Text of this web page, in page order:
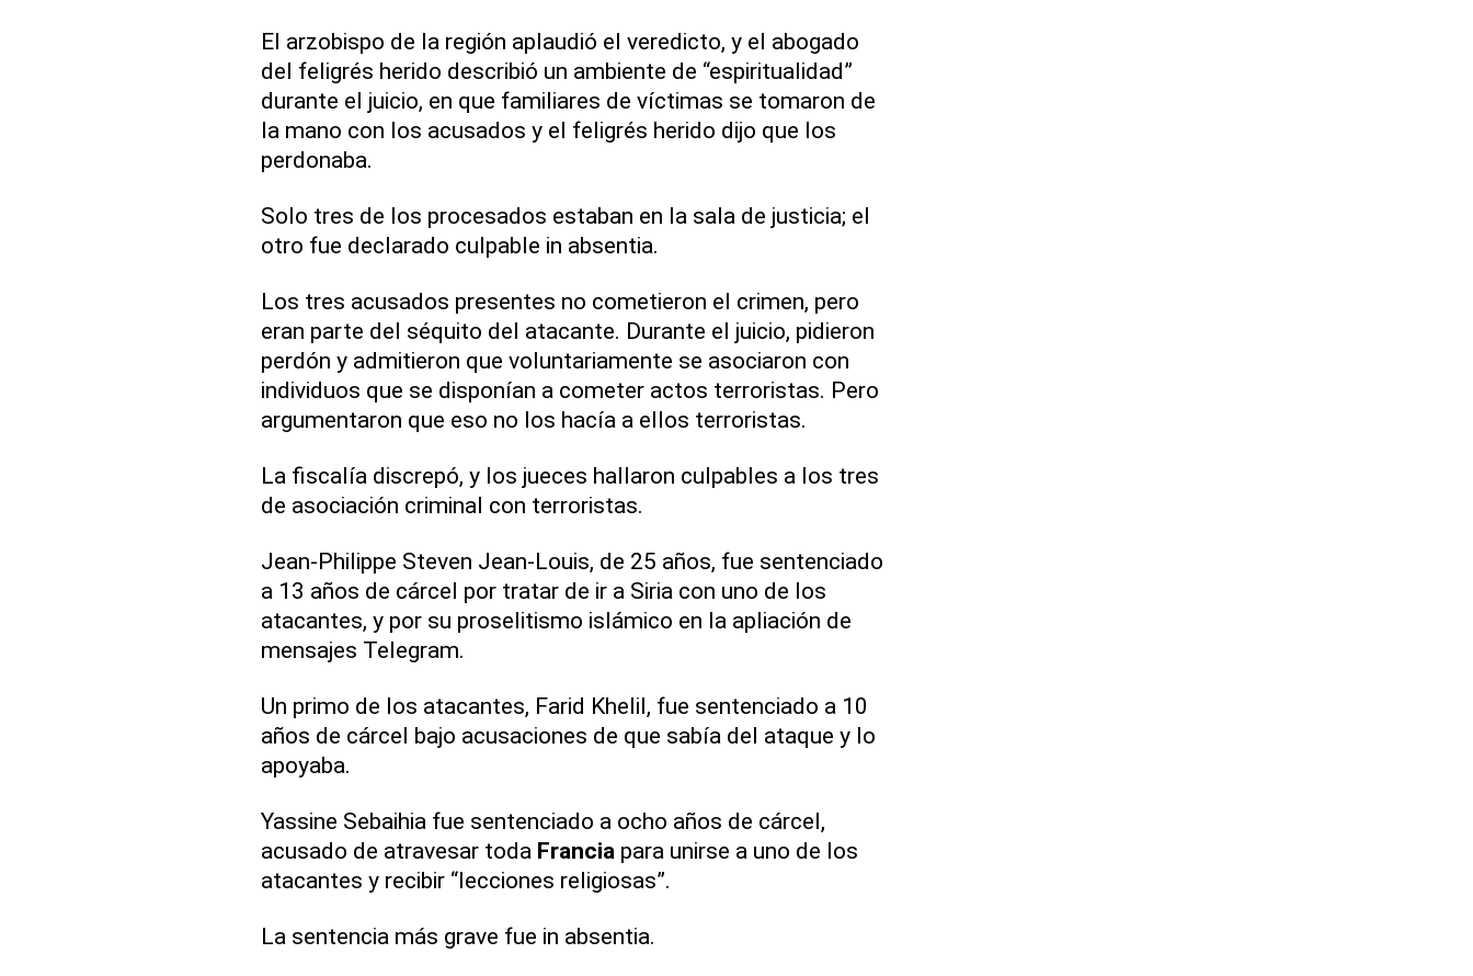
El arzobispo de la región aplaudió el veredicto, y el abogado
del feligrés herido describió un ambiente de “espiritualidad”
durante el juicio, en que familiares de víctimas se tomaron de
la mano con los acusados y el feligrés herido dijo que los
perdonaba.
Solo tres de los procesados estaban en la sala de justicia; el
otro fue declarado culpable in absentia.
Los tres acusados presentes no cometieron el crimen, pero
eran parte del séquito del atacante. Durante el juicio, pidieron
perdón y admitieron que voluntariamente se asociaron con
individuos que se disponían a cometer actos terroristas. Pero
argumentaron que eso no los hacía a ellos terroristas.
La fiscalía discrepó, y los jueces hallaron culpables a los tres
de asociación criminal con terroristas.
Jean-Philippe Steven Jean-Louis, de 25 años, fue sentenciado
a 13 años de cárcel por tratar de ir a Siria con uno de los
atacantes, y por su proselitismo islámico en la apliación de
mensajes Telegram.
Un primo de los atacantes, Farid Khelil, fue sentenciado a 10
años de cárcel bajo acusaciones de que sabía del ataque y lo
apoyaba.
Yassine Sebaihia fue sentenciado a ocho años de cárcel,
acusado de atravesar toda Francia para unirse a uno de los
atacantes y recibir “lecciones religiosas”.
La sentencia más grave fue in absentia.